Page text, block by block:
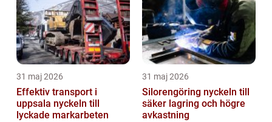
31 maj 2026
Effektiv transport i
uppsala nyckeln till
lyckade markarbeten
31 maj 2026
Silorengöring nyckeln till
säker lagring och högre
avkastning